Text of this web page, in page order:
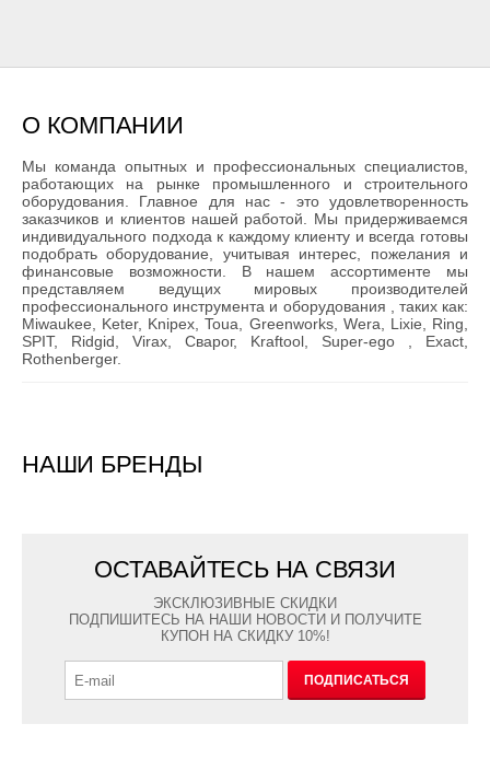
О КОМПАНИИ
Мы команда опытных и профессиональных специалистов,
работающих на рынке промышленного и строительного
оборудования. Главное для нас - это удовлетворенность
заказчиков и клиентов нашей работой. Мы придерживаемся
индивидуального подхода к каждому клиенту и всегда готовы
подобрать оборудование, учитывая интерес, пожелания и
финансовые возможности. В нашем ассортименте мы
представляем ведущих мировых производителей
профессионального инструмента и оборудования , таких как:
Miwaukee, Keter, Knipex, Toua, Greenworks, Wera, Lixie, Ring,
SPIT, Ridgid, Virax, Сварог, Kraftool, Super-ego , Exact,
Rothenberger.
НАШИ БРЕНДЫ
ОСТАВАЙТЕСЬ НА СВЯЗИ
ЭКСКЛЮЗИВНЫЕ СКИДКИ
ПОДПИШИТЕСЬ НА НАШИ НОВОСТИ И ПОЛУЧИТЕ
КУПОН НА СКИДКУ 10%!
ПОДПИСАТЬСЯ